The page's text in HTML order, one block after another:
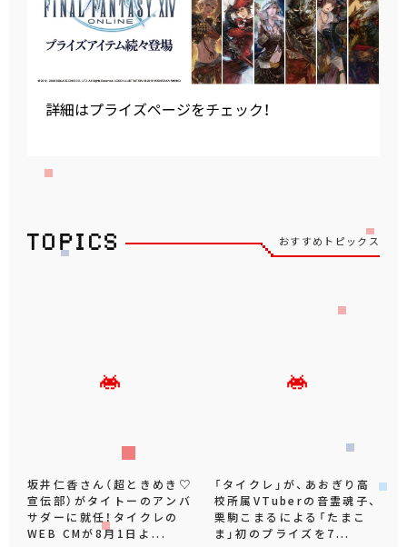
詳細はプライズページをチェック！
おすすめトピックス
坂井仁香さん（超ときめき♡
宣伝部）がタイトーのアンバ
サダーに就任！タイクレの
WEB CMが8月1日よ...
「タイクレ」が、あおぎり高
校所属VTuberの音霊魂子、
栗駒こまるによる「たまこ
ま」初のプライズを7...